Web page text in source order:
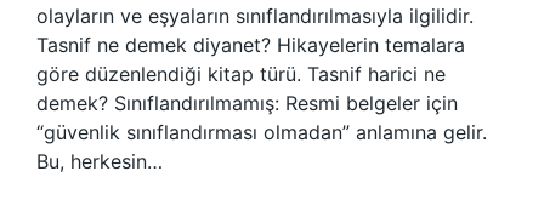
olayların ve eşyaların sınıflandırılmasıyla ilgilidir.
Tasnif ne demek diyanet? Hikayelerin temalara
göre düzenlendiği kitap türü. Tasnif harici ne
demek? Sınıflandırılmamış: Resmi belgeler için
“güvenlik sınıflandırması olmadan” anlamına gelir.
Bu, herkesin…